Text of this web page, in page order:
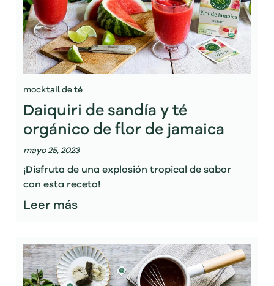
mocktail de té
Daiquiri de sandía y té
orgánico de flor de jamaica
mayo 25, 2023
¡Disfruta de una explosión tropical de sabor
con esta receta!
Leer más